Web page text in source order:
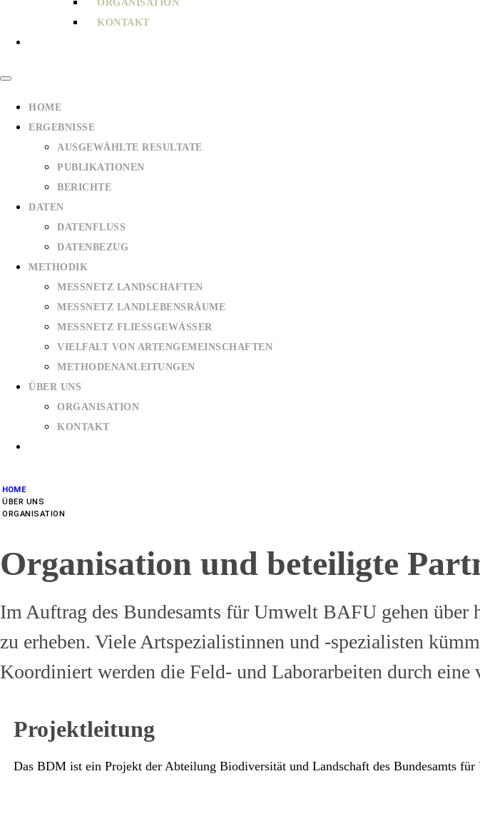
ORGANISATION
KONTAKT
HOME
ERGEBNISSE
AUSGEWÄHLTE RESULTATE
PUBLIKATIONEN
BERICHTE
DATEN
DATENFLUSS
DATENBEZUG
METHODIK
MESSNETZ LANDSCHAFTEN
MESSNETZ LANDLEBENSRÄUME
MESSNETZ FLIESSGEWÄSSER
VIELFALT VON ARTENGEMEINSCHAFTEN
METHODENANLEITUNGEN
ÜBER UNS
ORGANISATION
KONTAKT
HOME
ÜBER UNS
ORGANISATION
Organisation und beteiligte
Im Auftrag des Bundesamts für Umwelt BAFU gehen
zu erheben. Viele Artspezialistinnen und -spezialisten
Koordiniert werden die Feld- und Laborarbeiten durch
Projektleitung
Das BDM ist ein Projekt der Abteilung Biodiversität und Landschaft des Bundesamts